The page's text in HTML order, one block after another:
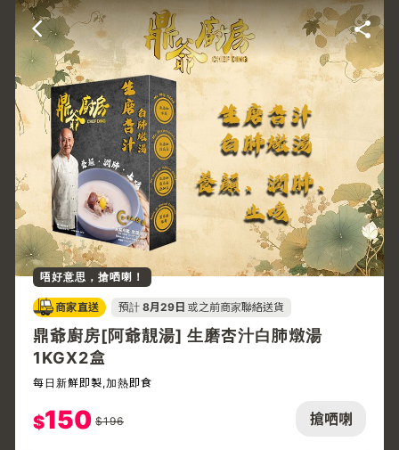
搶哂喇
唔好意思，搶哂喇！
商家直送 預計 8月29日 或之前商家聯絡送貨
鼎爺廚房[阿爺靚湯] 生磨杏汁白肺燉湯
1KGX2盒
每日新鮮即製,加熱即食
$150 $196